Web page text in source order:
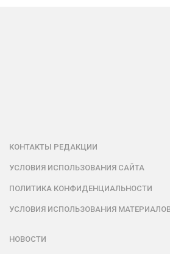
КОНТАКТЫ РЕДАКЦИИ
УСЛОВИЯ ИСПОЛЬЗОВАНИЯ САЙТА
ПОЛИТИКА КОНФИДЕНЦИАЛЬНОСТИ
УСЛОВИЯ ИСПОЛЬЗОВАНИЯ
НОВОСТИ